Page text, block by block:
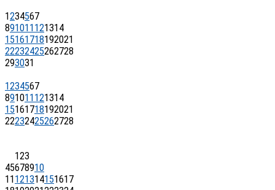
1234567
891011 121314
15161718192021
22232425262728
293031
1234567
891011 121314
15161718192021
22232425262728
123
45678910
11 121314151617